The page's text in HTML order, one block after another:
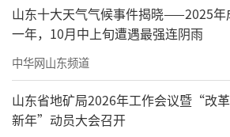
立足国家战略，打造国际
展览深入贯彻落实国家
山东十大天气气候事件揭晓——2025年
一年，10月中上旬遭遇最强连阴雨
中华网山东频道
山东省地矿局2026年工作会议暨“改
新年”动员大会召开